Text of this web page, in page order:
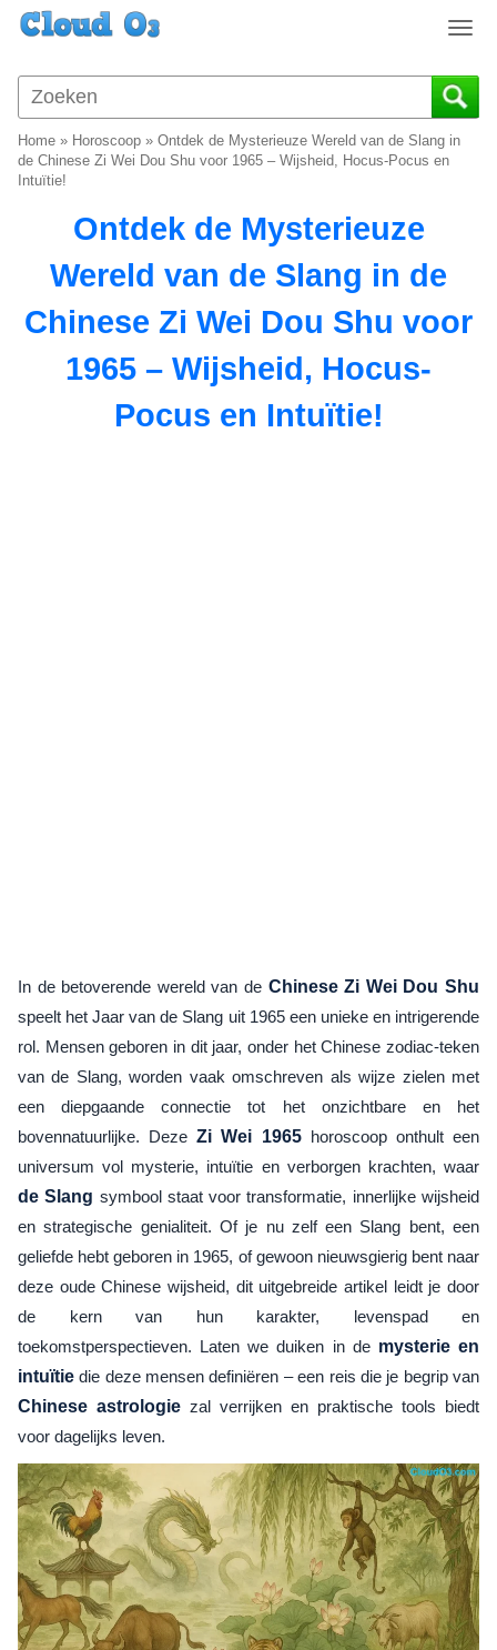
T
g
g
Home » Horoscoop » Ontdek de Mysterieuze Wereld van de Slang in
de Chinese Zi Wei Dou Shu voor 1965 – Wijsheid, Hocus-Pocus en
Intuïtie!
Ontdek de Mysterieuze
Wereld van de Slang in de
Chinese Zi Wei Dou Shu voor
1965 – Wijsheid, Hocus-
Pocus en Intuïtie!
In de betoverende wereld van de Chinese Zi Wei Dou Shu
speelt het Jaar van de Slang uit 1965 een unieke en intrigerende
rol. Mensen geboren in dit jaar, onder het Chinese zodiac-teken
van de Slang, worden vaak omschreven als wijze zielen met
een diepgaande connectie tot het onzichtbare en het
bovennatuurlijke. DezeZi Wei 1965horoscoop onthult een
universum vol mysterie, intuïtie en verborgen krachten, waar
de Slang symbool staat voor transformatie, innerlijke wijsheid
en strategische genialiteit. Of je nu zelf een Slang bent, een
geliefde hebt geboren in 1965, of gewoon nieuwsgierig bent naar
deze oude Chinese wijsheid, dit uitgebreide artikel leidt je door
de kern van hun karakter, levenspad en
toekomstperspectieven. Laten we duiken in de mysterie en
intuïtie die deze mensen definiëren – een reis die je begrip van
Chinese astrologie zal verrijken en praktische tools biedt
voor dagelijks leven.